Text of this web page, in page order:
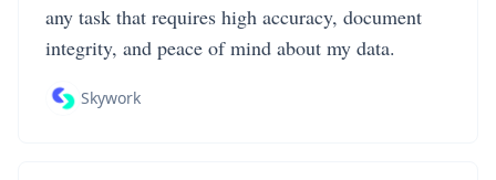
any task that requires high accuracy, document
integrity, and peace of mind about my data.
Skywork